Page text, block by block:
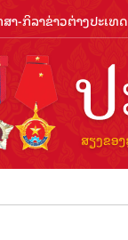
າ-ກິລາຂ່າວຕ່າງປະເທດ